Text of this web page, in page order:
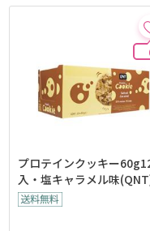
プロテインクッキー
入・塩キャラメル味